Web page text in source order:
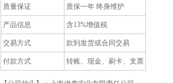
质量保证 质保一年 终身维护
产品信息 含13%增值税
交易方式 款到发货或合同交易
付款方式 转账、现金、刷卡、支票